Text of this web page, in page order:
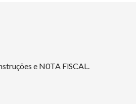
e N0TA FlSCAL.